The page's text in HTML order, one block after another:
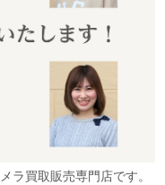
ラ買取販売専門店です。